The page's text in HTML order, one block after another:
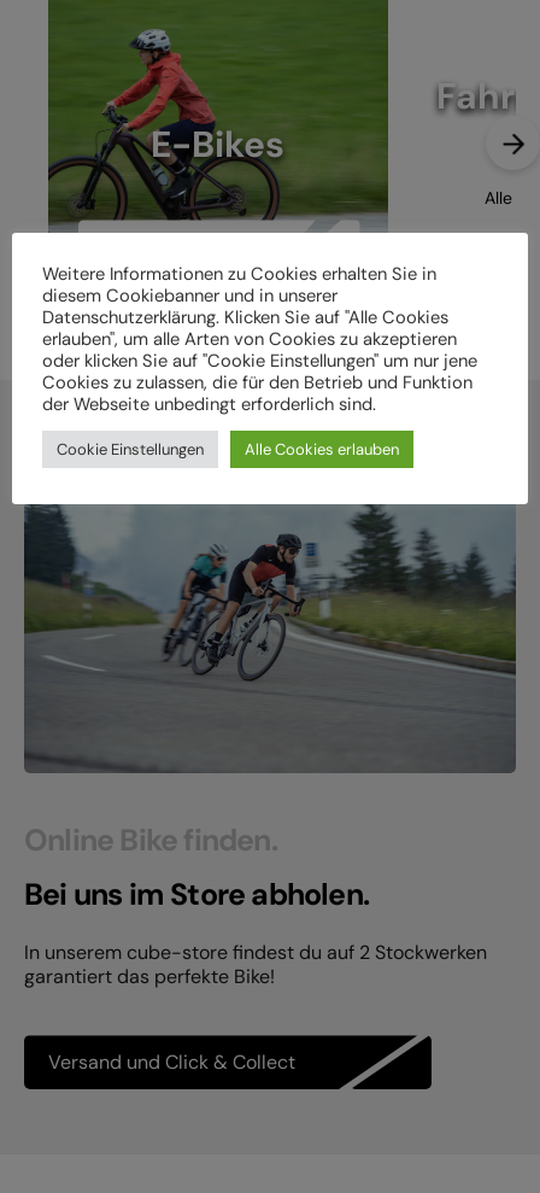
E-Bikes
Alle
Online Bike finden.
Bei uns im Store abholen.
In unserem cube-store findest du auf 2 Stockwerken
garantiert das perfekte Bike!
Versand und Click & Collect
Weitere Informationen zu Cookies erhalten Sie in
diesem Cookiebanner und in unserer
Datenschutzerklärung. Klicken Sie auf "Alle Cookies
erlauben", um alle Arten von Cookies zu akzeptieren
oder klicken Sie auf "Cookie Einstellungen" um nur jene
Cookies zu zulassen, die für den Betrieb und Funktion
der Webseite unbedingt erforderlich sind.
Cookie Einstellungen Alle Cookies erlauben